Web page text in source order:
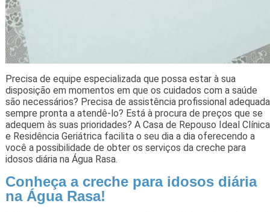
Precisa de equipe especializada que possa estar à sua
disposição em momentos em que os cuidados com a saúde
são necessários? Precisa de assistência profissional adequada
sempre pronta a atendê-lo? Está à procura de preços que se
adequem às suas prioridades? A Casa de Repouso Ideal Clínica
e Residência Geriátrica facilita o seu dia a dia oferecendo a
você a possibilidade de obter os serviços da creche para
idosos diária na Água Rasa.
Conheça a creche para idosos diária
na Água Rasa!